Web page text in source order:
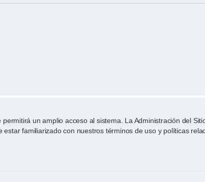
un amplio acceso al sistema. La Administración del
familiarizado con nuestros términos de uso y políticas